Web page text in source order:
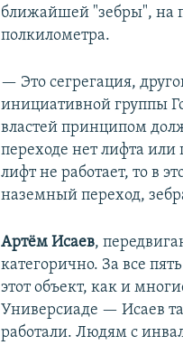
ближайшей "зебры", на
полкилометра.
— Это сегрегация,
инициативной группы
властей принципом
переходе нет лифта
лифт не работает, то в
наземный переход,
Артём Исаев,
категорично. За все
этот объект, как и
Универсиаде — Исаев
работали. Людям с